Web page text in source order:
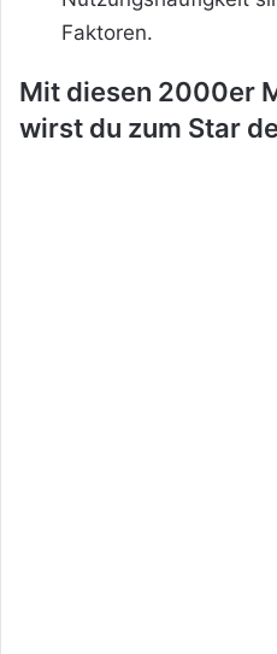
Faktoren.
Mit diesen 2000er
wirst du zum Star